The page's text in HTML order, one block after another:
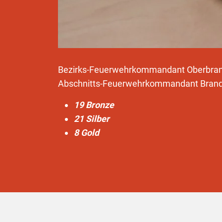
Bezirks-Feuerwehrkommandant
Abschnitts-Feuerwehrkommandant
19 Bronze
21 Silber
8 Gold